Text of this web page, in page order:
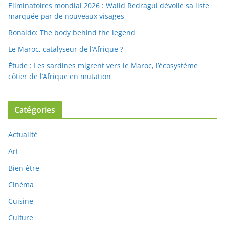
Eliminatoires mondial 2026 : Walid Redragui dévoile sa liste
marquée par de nouveaux visages
Ronaldo: The body behind the legend
Le Maroc, catalyseur de l’Afrique ?
Étude : Les sardines migrent vers le Maroc, l’écosystème
côtier de l’Afrique en mutation
Catégories
Actualité
Art
Bien-être
Cinéma
Cuisine
Culture